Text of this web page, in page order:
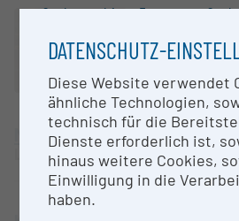
Suchmaschine: Fragen zur
Kontakt
Information
Nationale
Forschungs­infrastrukturen in
Union
Forschungs­infrastruktur-
Forschungs­infrastruktur-
Montanuniversität Leoben
Leoben |Website
OPEN
DATENSCHUTZ-
Diese Website verwendet
ähnliche Technologien,
technisch für die
Dienste erforderlich ist,
hinaus weitere Cookies,
Einwilligung in die
haben.